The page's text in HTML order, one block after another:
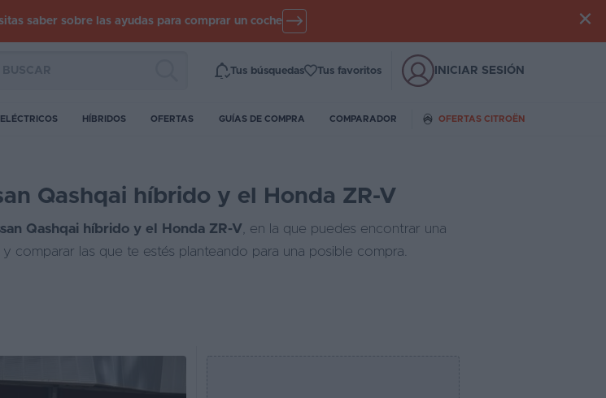
saber sobre las ayudas para comprar un coche
Tus búsquedas Tus favoritos INICIAR SESIÓN
ELÉCTRICOS HÍBRIDOS OFERTAS GUÍAS DE COMPRA COMPARADOR OFERTAS CITROËN
Qashqai híbrido y el Honda ZR-V
Qashqai híbrido y el Honda ZR-V, en la que puedes encontrar una
comparar las que te estés planteando para una posible compra.